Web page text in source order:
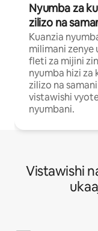
Nyumba za
zilizo na
Kuanzia
milimani zenye
fleti za mijini
nyumba hizi za
zilizo na
vistawishi
nyumbani.
Vistawishi